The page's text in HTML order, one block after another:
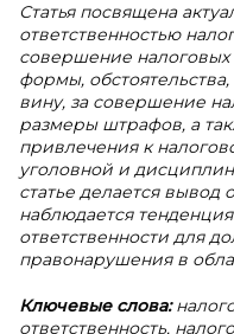
Статья посвящена
ответственностью
совершение
формы,
вину, за совершение
размеры штрафов, а
привлечения к
уголовной и
статье делается вывод
наблюдается
ответственности для
правонарушения в
Ключевые слова:
ответственность,